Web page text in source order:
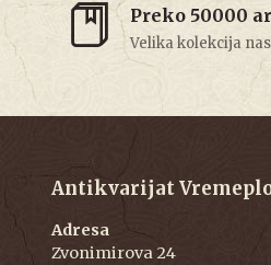
Preko 50000
Velika kolekcija
Antikvarijat
Adresa
Zvonimirova 24